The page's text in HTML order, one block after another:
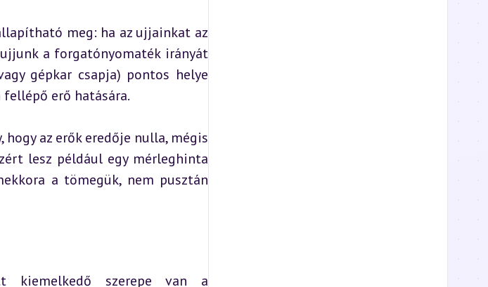
meg: ha az ujjainkat az
a forgatónyomaték irányát
gépkar csapja) pontos helye
fellépő erő hatására.
az erők eredője nulla, mégis
lesz például egy mérleghinta
a tömegük, nem pusztán
kiemelkedő szerepe van a